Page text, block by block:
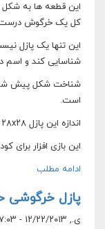
این قطعه ها به شکل
کل یک خرگوش
این تنها یک پازل
شناسایی کند و اسم
شناخت شکل پیش شرط
است.
اندازه این پازل ۲۸x۲۸ سانتیمتر است.
این بازی افزار برای کودکان ۳ تا ۸ سال
ادامه مطلب
پازل خرگوشی
ی., ۱۲/۲۲/۲۰۱۳ - ۱۷:۰۳